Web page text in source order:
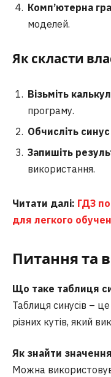
Комп’ютерна
моделей.
Як скласти
Візьміть
програму.
Обчисліть синус
Запишіть
використання.
Читати далі: ГДЗ
для легкого
Питання та
Що таке таблиця
Таблиця синусів –
різних кутів, який
Як знайти
Можна